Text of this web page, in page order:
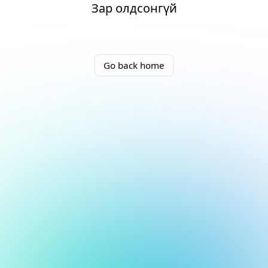
Зар олдсонгүй
Go back home